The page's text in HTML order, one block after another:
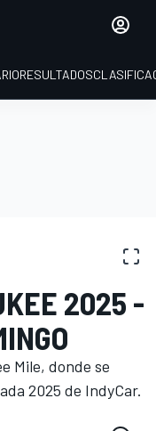
RESULTADOS
2025 -
Mile, donde se
2025 de IndyCar.